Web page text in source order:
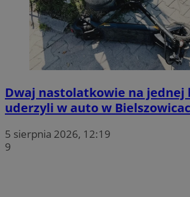
Dwaj nastolatkowie na jednej
uderzyli w auto w
5 sierpnia 2026, 12:19
9